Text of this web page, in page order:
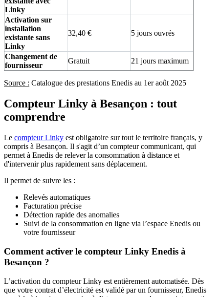
Linky
Activation sur
installation
existante sans
Linky
32,40 € 5 jours ouvrés
Changement de
fournisseur
Gratuit 21 jours maximum
Source : Catalogue des prestations Enedis au 1er août 2025
Compteur Linky à Besançon : tout
comprendre
Le compteur Linky est obligatoire sur tout le territoire français, y
compris à Besançon. Il s'agit d’un compteur communicant, qui
permet à Enedis de relever la consommation à distance et
d'intervenir plus rapidement sans déplacement.​
Il permet de suivre les :
Relevés automatiques​
Facturation précise​
Détection rapide des anomalies​
Suivi de la consommation en ligne via l’espace Enedis ou
votre fournisseur​
Comment activer le compteur Linky Enedis à
Besançon ?
L’activation du compteur Linky est entièrement automatisée. Dès
que votre contrat d’électricité est validé par un fournisseur, Enedis